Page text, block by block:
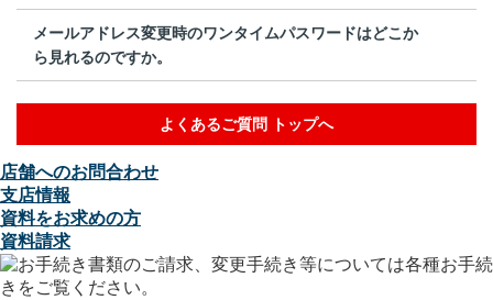
メールアドレス変更時のワンタイムパスワードはどこか
ら見れるのですか。
よくあるご質問 トップへ
店舗へのお問合わせ
支店情報
資料をお求めの方
資料請求